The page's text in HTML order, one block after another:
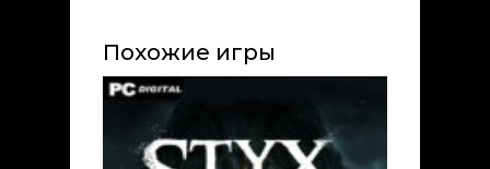
Похожие игры